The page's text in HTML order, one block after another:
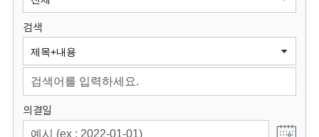
원
회
검색
의결일